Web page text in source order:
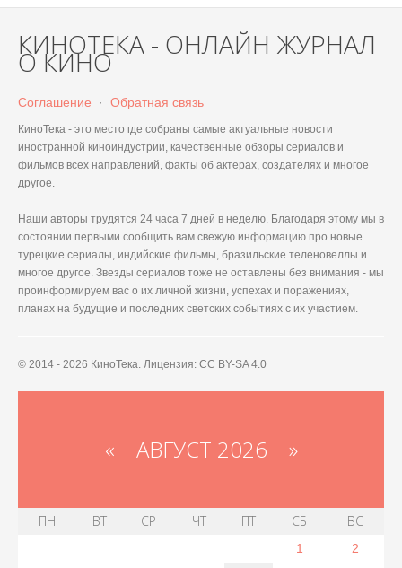
КИНОТЕКА - ОНЛАЙН ЖУРНАЛ
О КИНО
Соглашение · Обратная связь
КиноТека - это место где собраны самые актуальные новости
иностранной киноиндустрии, качественные обзоры сериалов и
фильмов всех направлений, факты об актерах, создателях и многое
другое.
Наши авторы трудятся 24 часа 7 дней в неделю. Благодаря этому мы в
состоянии первыми сообщить вам свежую информацию про новые
турецкие сериалы, индийские фильмы, бразильские теленовеллы и
многое другое. Звезды сериалов тоже не оставлены без внимания - мы
проинформируем вас о их личной жизни, успехах и поражениях,
планах на будущие и последних светских событиях с их участием.
© 2014 - 2026 КиноТека. Лицензия: CC BY-SA 4.0
« АВГУСТ 2026 »
ПН ВТ СР ЧТ ПТ СБ ВС
1
2